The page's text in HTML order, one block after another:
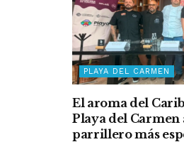
PLAYA DEL CARMEN
El aroma del
Playa del Carmen
parrillero más